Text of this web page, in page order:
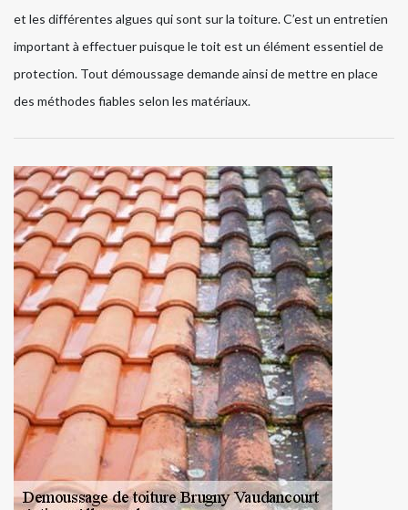
et les différentes algues qui sont sur la toiture. C’est un entretien
important à effectuer puisque le toit est un élément essentiel de
protection. Tout démoussage demande ainsi de mettre en place
des méthodes fiables selon les matériaux.